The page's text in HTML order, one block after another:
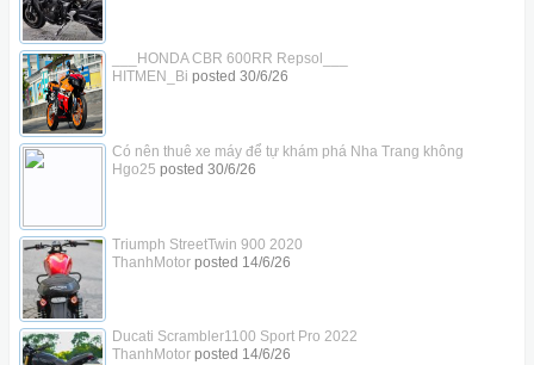
___HONDA CBR 600RR Repsol___
HITMEN_Bi posted 30/6/26
Có nên thuê xe máy để tự khám phá Nha Trang không
Hgo25 posted 30/6/26
Triumph StreetTwin 900 2020
ThanhMotorposted 14/6/26
Ducati Scrambler1100 Sport Pro 2022
ThanhMotorposted 14/6/26